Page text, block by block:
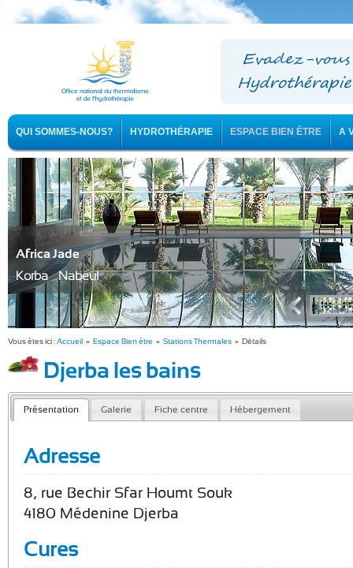
QUI SOMMES-NOUS? HYDROTHÉRAPIE ESPACE BIEN ÊTRE A
Africa Jade
Korba - Nabeul
Vous êtes ici :Accueil » Espace Bien être » Stations Thermales » Détails
Djerba les bains
Présentation Galerie Fiche centre Hébergement
Adresse
8, rue Bechir Sfar Houmt Souk
4180 Médenine Djerba
Cures